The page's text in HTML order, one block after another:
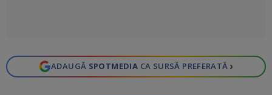
ADAUGĂ SPOTMEDIA CA SURSĂ PREFERATĂ ›